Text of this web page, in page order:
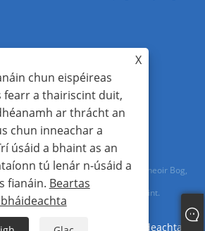
Xinkong Imp&exp Co.,Ltd. - Tosaitheoir Bog,
Ultrasonach - Gach ceart ar cosaint.
RSS Beartas Príobháideachta
X
chun eispéireas
fearr a thairiscint duit,
ar thrácht an
chun inneachar a
úsáid a bhaint as an
tú lenár n-úsáid a
fianáin. Beartas